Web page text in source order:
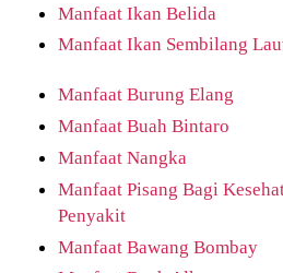
Manfaat Ikan Belida
Manfaat Ikan Sembilang
Manfaat Burung Elang
Manfaat Buah Bintaro
Manfaat Nangka
Manfaat Pisang Bagi
Penyakit
Manfaat Bawang Bombay